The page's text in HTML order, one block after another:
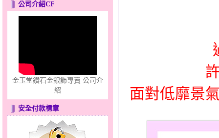
點亮愛情～黃金套鍊
公司介紹CF
金玉堂鑽石金銀飾專賣 公司介
紹
安全付款標章
面對低靡景